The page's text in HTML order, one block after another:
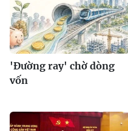
'Đường ray' chờ dòng
vốn